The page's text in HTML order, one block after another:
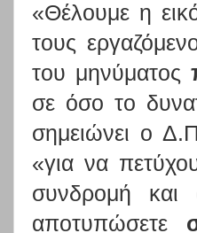
«Θέλουμε η
τους
του μηνύματος
σε όσο το
σημειώνει ο
«για να
συνδρομή και
αποτυπώσετε